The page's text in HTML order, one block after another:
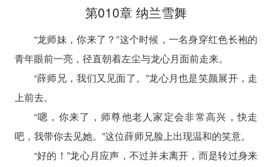
第010章 纳兰雪舞
“龙师妹，你来了？”这个时候，一名身穿红色长袍的
青年眼前一亮，径直朝着左尘与龙心月面前走来。
“薛师兄，我们又见面了。”龙心月也是笑颜展开，走
上前去。
“嗯，你来了，师尊他老人家定会非常高兴，快走
吧，我带你去见她。”这位薛师兄脸上出现温和的笑意。
“好的！”龙心月应声，不过并未离开，而是转过身来